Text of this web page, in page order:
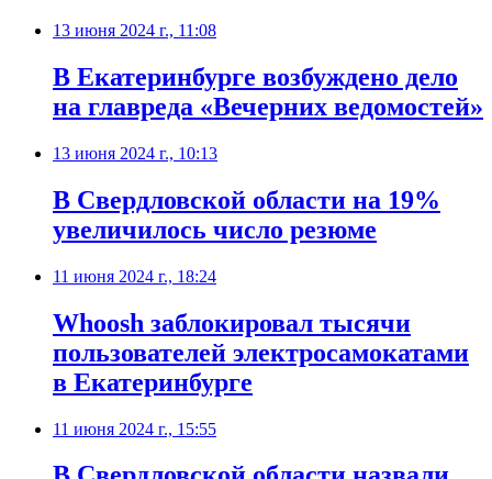
13 июня 2024 г., 11:08
В Екатеринбурге возбуждено дело
на главреда «Вечерних ведомостей»
13 июня 2024 г., 10:13
В Свердловской области на 19%
увеличилось число резюме
11 июня 2024 г., 18:24
Whoosh заблокировал тысячи
пользователей электросамокатами
в Екатеринбурге
11 июня 2024 г., 15:55